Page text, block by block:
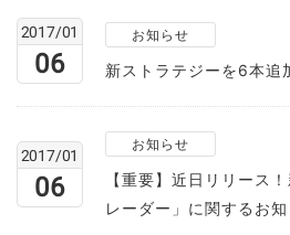
2017/01
06
お知らせ
新ストラテジーを6本追
2017/01
06
お知らせ
【重要】近日リリース
レーダー」に関するお